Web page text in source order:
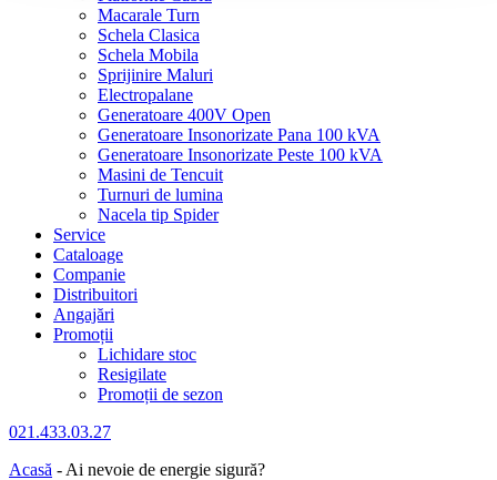
Macarale Turn
Schela Clasica
Schela Mobila
Sprijinire Maluri
Electropalane
Generatoare 400V Open
Generatoare Insonorizate Pana 100 kVA
Generatoare Insonorizate Peste 100 kVA
Masini de Tencuit
Turnuri de lumina
Nacela tip Spider
Service
Cataloage
Companie
Distribuitori
Angajări
Promoții
Lichidare stoc
Resigilate
Promoții de sezon
021.433.03.27
Acasă - Ai nevoie de energie sigură?